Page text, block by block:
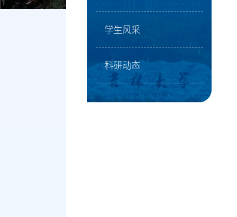
学生风采
科研动态